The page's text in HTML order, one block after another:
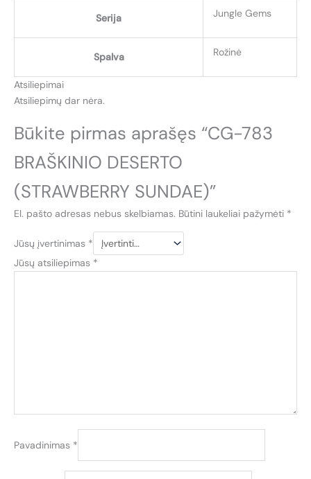
Serija Jungle Gems
Spalva Rožinė
Atsiliepimai
Atsiliepimų dar nėra.
Būkite pirmas aprašęs “CG-783
BRAŠKINIO DESERTO
(STRAWBERRY SUNDAE)”
El. pašto adresas nebus skelbiamas. Būtini laukeliai pažymėti *
Jūsų įvertinimas *
Jūsų atsiliepimas *
Pavadinimas *